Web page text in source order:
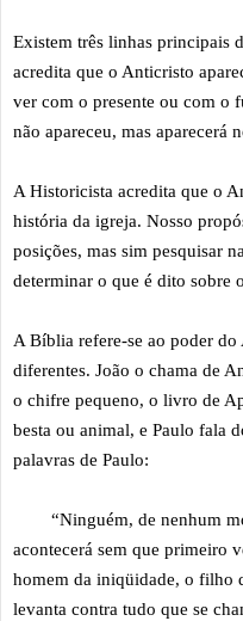
Existem três linhas principais
acredita que o Anticristo
ver com o presente ou com o
não apareceu, mas aparecerá
A Historicista acredita que o
história da igreja. Nosso
posições, mas sim pesquisar
determinar o que é dito sobre
A Bíblia refere-se ao poder
diferentes. João o chama de
o chifre pequeno, o livro de
besta ou animal, e Paulo fala
palavras de Paulo:
“Ninguém, de nenhum
acontecerá sem que primeiro
homem da iniqüidade, o filho
levanta contra tudo que se